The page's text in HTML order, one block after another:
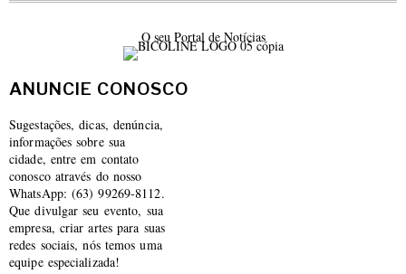
O seu Portal de Notícias
ANUNCIE CONOSCO
Sugestações, dicas, denúncia,
informações sobre sua
cidade, entre em contato
conosco através do nosso
WhatsApp: (63) 99269-8112.
Que divulgar seu evento, sua
empresa, criar artes para suas
redes sociais, nós temos uma
equipe especializada!